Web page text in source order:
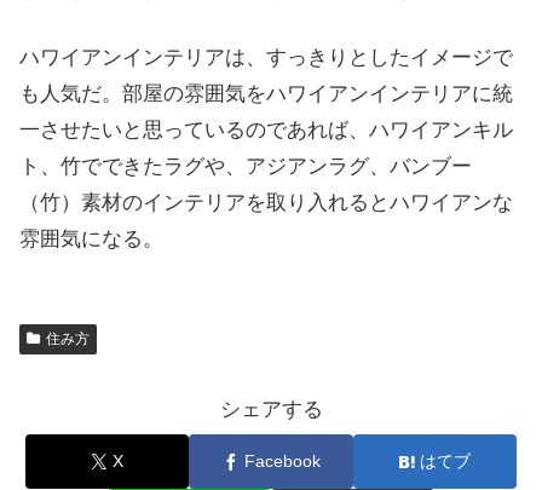
ハワイアンインテリアは、すっきりとしたイメージで
も人気だ。部屋の雰囲気をハワイアンインテリアに統
一させたいと思っているのであれば、ハワイアンキル
ト、竹でできたラグや、アジアンラグ、バンブー
（竹）素材のインテリアを取り入れるとハワイアンな
雰囲気になる。
住み方
シェアする
X Facebook はてブ